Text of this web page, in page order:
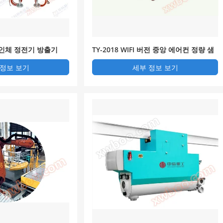
체 정전기 방출기
보 보기
TY-2018 WIFI 버전 중앙 에어컨 정량 샘
플링 검사 로봇
세부 정보 보기